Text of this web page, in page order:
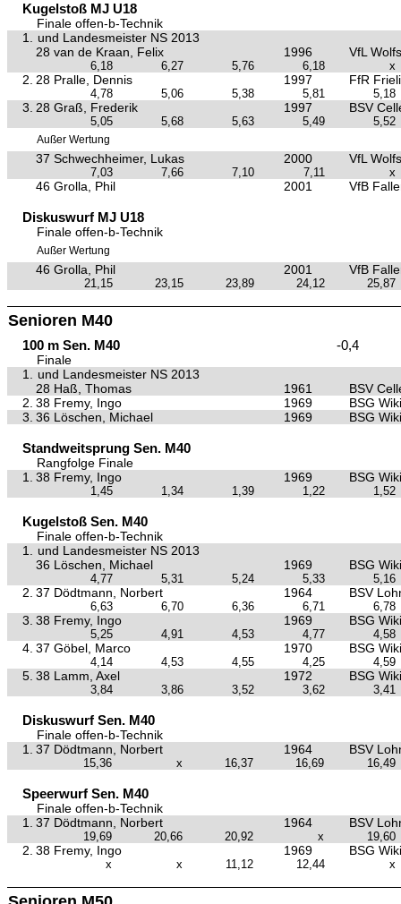
Kugelstoß MJ U18
Finale offen-b-Technik
1.
und Landesmeister NS 2013
28 van de Kraan, Felix
1996 VfL
6,18 6,27 5,76 6,18 x
2. 28 Pralle, Dennis 1997 FfR
4,78 5,06 5,38 5,81 5,18
3. 28 Graß, Frederik 1997 BSV
5,05 5,68 5,63 5,49 5,52
Außer Wertung
37 Schwechheimer, Lukas 2000 VfL
7,03 7,66 7,10 7,11 x
46 Grolla, Phil 2001 VfB
Diskuswurf MJ U18
Finale offen-b-Technik
Außer Wertung
46 Grolla, Phil 2001 VfB
21,15 23,15 23,89 24,12 25,87
Senioren M40
100 m Sen. M40 -0,4
Finale
1.
und Landesmeister NS 2013
28 Haß, Thomas
1961
BSV
2. 38 Fremy, Ingo 1969
BSG
3. 36 Löschen, Michael 1969 BSG
Standweitsprung Sen. M40
Rangfolge Finale
1.
38 Fremy, Ingo 1969 BSG
1,45 1,34 1,39 1,22 1,52
Kugelstoß Sen. M40
Finale offen-b-Technik
1.
und Landesmeister NS 2013
36 Löschen, Michael
1969 BSG
4,77 5,31 5,24 5,33 5,16
2. 37 Dödtmann, Norbert 1964 BSV
6,63 6,70 6,36 6,71 6,78
3. 38 Fremy, Ingo 1969 BSG
5,25 4,91 4,53 4,77 4,58
4. 37 Göbel, Marco 1970 BSG
4,14 4,53 4,55 4,25 4,59
5. 38 Lamm, Axel 1972 BSG
3,84 3,86 3,52 3,62 3,41
Diskuswurf Sen. M40
Finale offen-b-Technik
1.
37 Dödtmann, Norbert 1964 BSV
15,36 x 16,37 16,69 16,49
Speerwurf Sen. M40
Finale offen-b-Technik
1.
37 Dödtmann, Norbert 1964 BSV
19,69 20,66 20,92 x 19,60
2. 38 Fremy, Ingo 1969 BSG
x x 11,12 12,44 x